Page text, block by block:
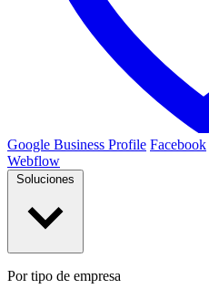
Google Business Profile Facebook
Webflow
Por tipo de empresa